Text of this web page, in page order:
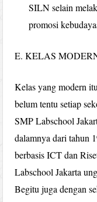
SILN selain
promosi
E. KELAS
Kelas yang modern
belum tentu setiap
SMP Labschool
dalamnya dari tahun
berbasis ICT dan
Labschool Jakarta
Begitu juga dengan